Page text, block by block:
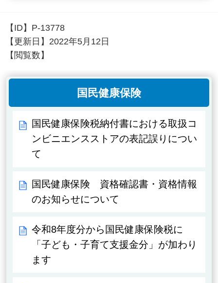
【ID】 P-13778
【更新日】 2022年5月12日
【閲覧数】
国民健康保険
国民健康保険税納付書における取扱コ
ンビニエンスストアの表記誤りについ
て
国民健康保険 資格確認書・資格情報
のお知らせについて
令和8年度分から国民健康保険税に
「子ども・子育て支援金分」が加わり
ます